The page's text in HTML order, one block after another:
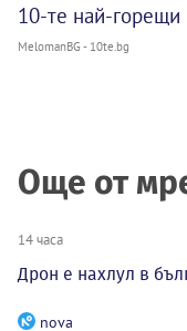
10-те най-
MelomanBG - 10te.bg
Още от
14 часа
Дрон е нахлул в
nova